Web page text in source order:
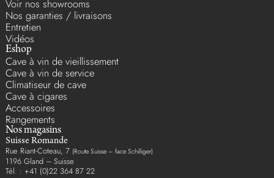
Voir nos showrooms
Nos garanties / livraisons
Entretien
Vidéos
Eshop
Cave à vin de vieillissement
Cave à vin de service
Climatiseur de cave
Cave à cigares
Accessoires
Rangements
Nos magasins
Suisse Romande
Rue Riant-Coteau, 7 (Route Suisse – face Schilliger)
1196 Gland – Suisse
Tél. : +41 (0)22 364 87 22